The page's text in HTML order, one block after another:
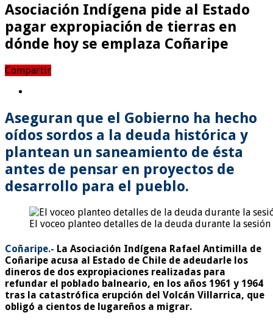
Asociación Indígena pide al Estado
pagar expropiación de tierras en
dónde hoy se emplaza Coñaripe
Compartir
Aseguran que el Gobierno ha hecho
oídos sordos a la deuda histórica y
plantean un saneamiento de ésta
antes de pensar en proyectos de
desarrollo para el pueblo.
El voceo planteo detalles de la deuda durante la
Coñaripe.- La Asociación Indígena Rafael Antimilla de
Coñaripe acusa al Estado de Chile de adeudarle los
dineros de dos expropiaciones realizadas para
refundar el poblado balneario, en los años 1961 y 1964
tras la catastrófica erupción del Volcán Villarrica, que
obligó a cientos de lugareños a migrar.